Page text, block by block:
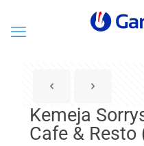
Kemeja
Cafe & Resto